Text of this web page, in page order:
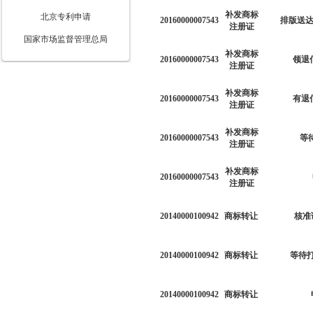
北京专利申请
国家市场监督管理总局
20160000007543
补发商标
注册证
排版送
20160000007543
补发商标
注册证
领退
20160000007543
补发商标
注册证
有退
20160000007543
补发商标
注册证
等
20160000007543
补发商标
注册证
20140000100942 商标转让 核准
20140000100942 商标转让 等待
20140000100942 商标转让